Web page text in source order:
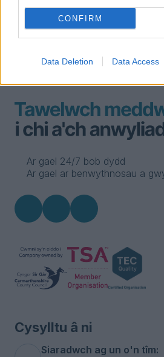
CONFIRM
Data Deletion Data Access
Ar gael 24/7 bob dydd
Ar gael ar benwythnosau a
Cysylltu â ni
Siaradwch ag un o'n tîm: